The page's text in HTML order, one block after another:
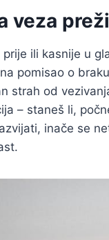
veza
ili kasnije u
pomisao o
strah od
– staneš li,
inače se